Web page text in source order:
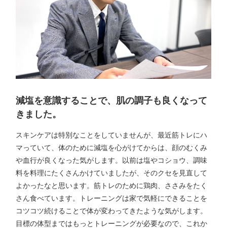
減塩を意識することで、肌の調子も良くなって
きました。
スキンケアは特別なことをしていませんが、最近筋トレにハ
マっていて、体のために減塩を心がけてからは、顔のむくみ
や血行が良くなった気がします。以前は塩やコショウ、調味
料を料理にたくさんかけていましたが、そのクセを見直して
よかったなと思います。筋トレのために鶏肉、ささみをたく
さん食べています。トレーニングは家で気軽にできることを
コツコツ続けることで体が変わってきたような気がします。
目標の体型まではもっとトレーニングが必要なので、これか